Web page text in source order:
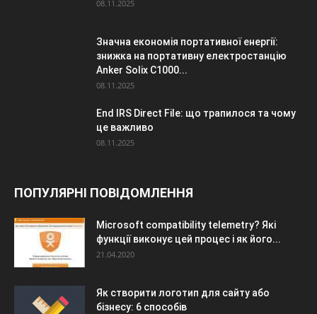
08.11.2025
Значна економія портативної енергії:
знижка на портативну електростанцію
Anker Solix C1000...
08.11.2025
End IRS Direct File: що трапилося та чому
це важливо
08.11.2025
ПОПУЛЯРНІ ПОВІДОМЛЕННЯ
Microsoft compatibility telemetry? Які
функції виконує цей процес і як його...
21.04.2020
Як створити логотип для сайту або
бізнесу: 6 способів